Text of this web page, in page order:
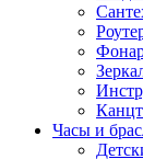
Часы и